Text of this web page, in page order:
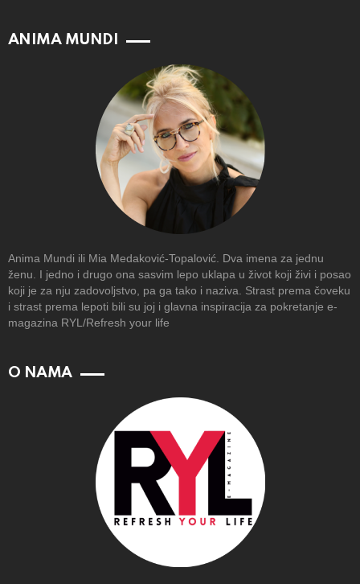
ANIMA MUNDI
Anima Mundi ili Mia Medaković-Topalović. Dva imena za jednu
ženu. I jedno i drugo ona sasvim lepo uklapa u život koji živi i posao
koji je za nju zadovoljstvo, pa ga tako i naziva. Strast prema čoveku
i strast prema lepoti bili su joj i glavna inspiracija za pokretanje e-
magazina RYL/Refresh your life
O NAMA